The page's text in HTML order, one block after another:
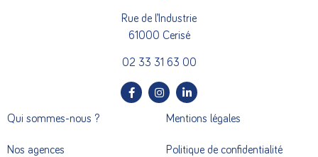
Rue de l’Industrie
61000 Cerisé
02 33 31 63 00
Qui sommes-nous ?
Nos agences
Mentions légales
Politique de confidentialité